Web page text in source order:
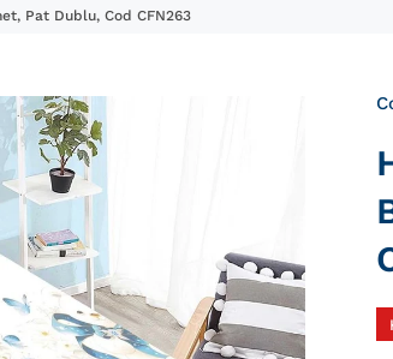
Pat Dublu, Cod CFN263